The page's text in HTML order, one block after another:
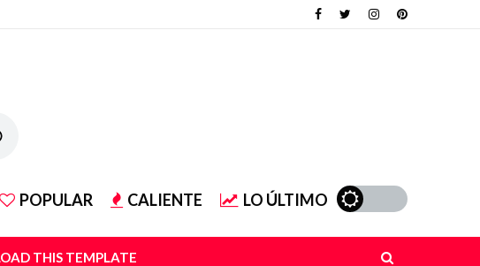
POPULAR CALIENTE LO ÚLTIMO
THIS TEMPLATE